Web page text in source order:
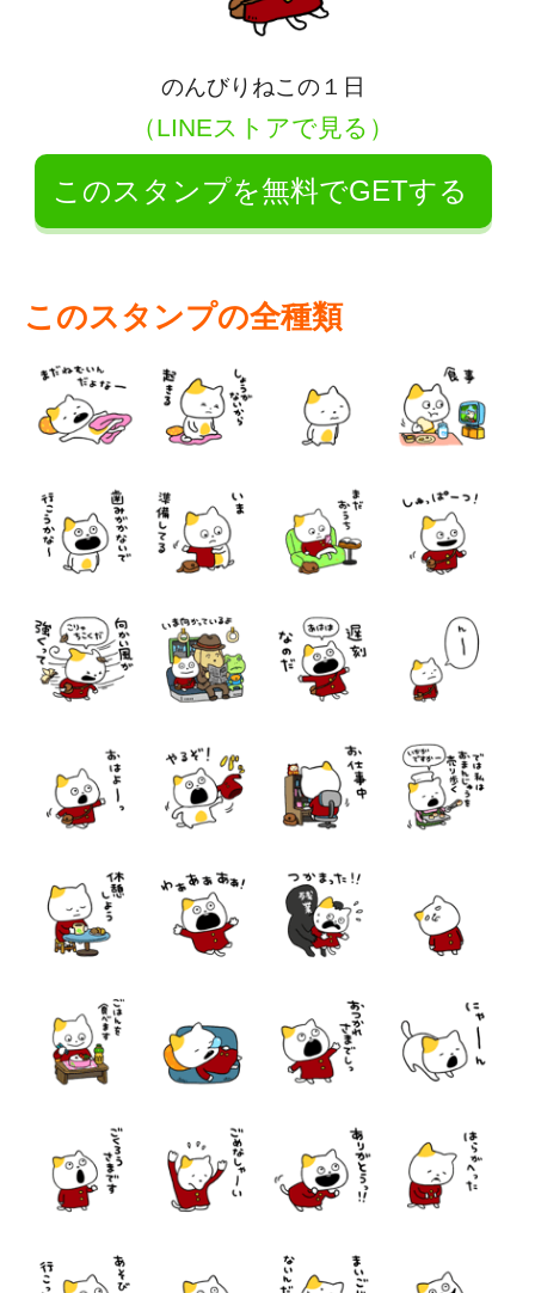
のんびりねこの１日
（LINEストアで見る）
このスタンプを無料でGETする
このスタンプの全種類